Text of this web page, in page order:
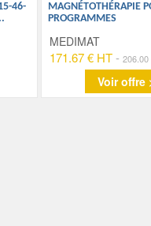
46-
MAGNÉTOTHÉRAPIE
PROGRAMMES
MEDIMAT
171.67 € HT-
Voir offre